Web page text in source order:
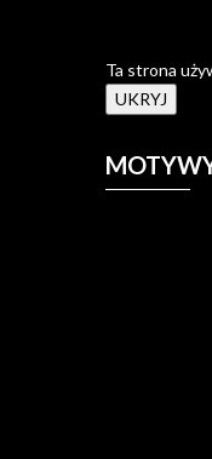
Ta strona